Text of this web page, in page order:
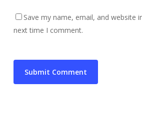
Save my name, email, and website
next time I comment.